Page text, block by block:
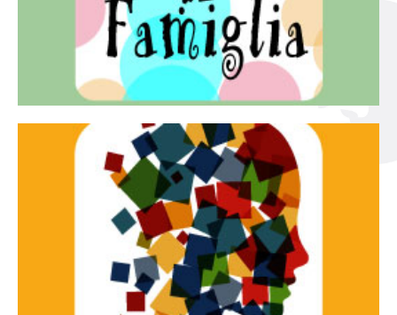
Teatro in famiglia
Teatro In Famiglia è una rassegna di teatro concepita
Tracce dinamiche
Tracce Dinamiche è una rassegna di teatro
d’innovazione e sperimentale.
Continua